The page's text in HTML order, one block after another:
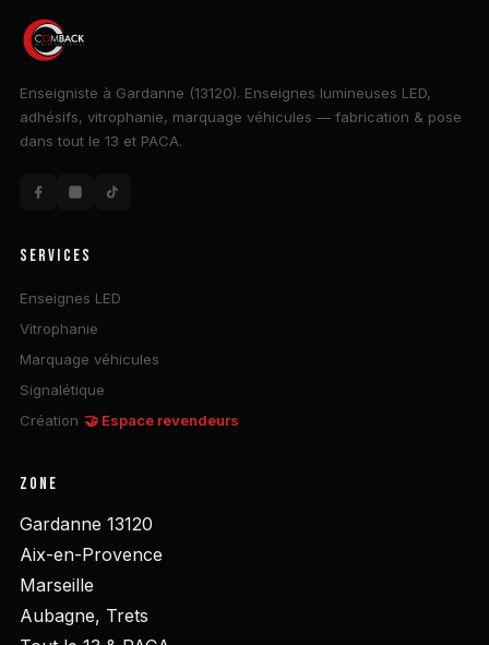
Enseigniste à Gardanne (13120). Enseignes lumineuses LED,
adhésifs, vitrophanie, marquage véhicules — fabrication & pose
dans tout le 13 et PACA.
SERVICES
Enseignes LED
Vitrophanie
Marquage véhicules
Signalétique
Création 🤝 Espace revendeurs
ZONE
Gardanne 13120
Aix-en-Provence
Marseille
Aubagne, Trets